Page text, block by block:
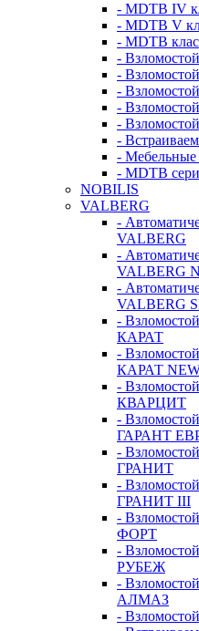
- MDTB IV
- MDTB V
- MDTB
-
-
-
-
-
-
-
- MDTB
NOBILIS
VALBERG
-
VALBERG
-
VALBERG
-
VALBERG
-
КАРАТ
-
КАРАТ
-
КВАРЦИТ
-
ГАРАНТ
-
ГРАНИТ
-
ГРАНИТ III
-
ФОРТ
-
РУБЕЖ
-
АЛМАЗ
-